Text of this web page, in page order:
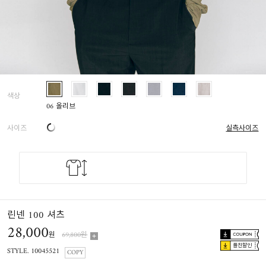
색상
06 올리브
사이즈
실측사이즈
린넨 100 셔츠
28,000원 69,800원
플친할인
STYLE. 10045521 COPY